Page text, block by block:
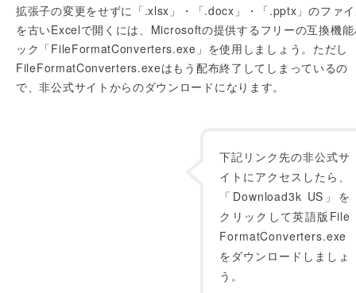
拡張子の変更をせずに「.xlsx」・「.docx」・「.pptx」のファ
を古いExcelで開くには、Microsoftの提供するフリーの互換機
ック「FileFormatConverters.exe」を使用しましょう。ただし
FileFormatConverters.exeはもう配布終了してしまっているの
で、非公式サイトからのダウンロードになります。
下記リンク先の非公式サ
イトにアクセスしたら、
「Download3k US」を
クリックして英語版File
FormatConverters.exe
をダウンロードしましょ
う。